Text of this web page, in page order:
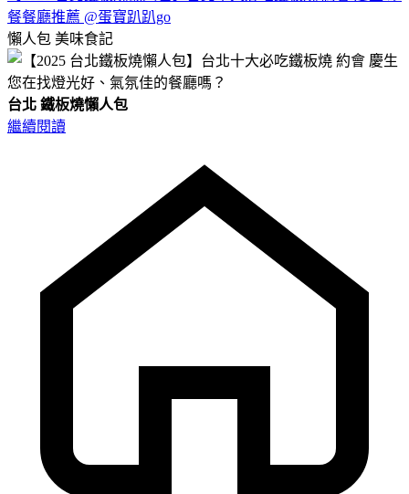
餐餐廳推薦 @蛋寶趴趴go
懶人包 美味食記
您在找燈光好、氣氛佳的餐廳嗎？
台北 鐵板燒懶人包
繼續閱讀